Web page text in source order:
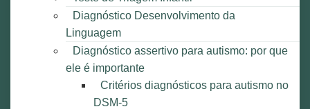
Diagnóstico Desenvolvimento da
Linguagem
Diagnóstico assertivo para autismo: por que
ele é importante
Critérios diagnósticos para autismo no
DSM-5